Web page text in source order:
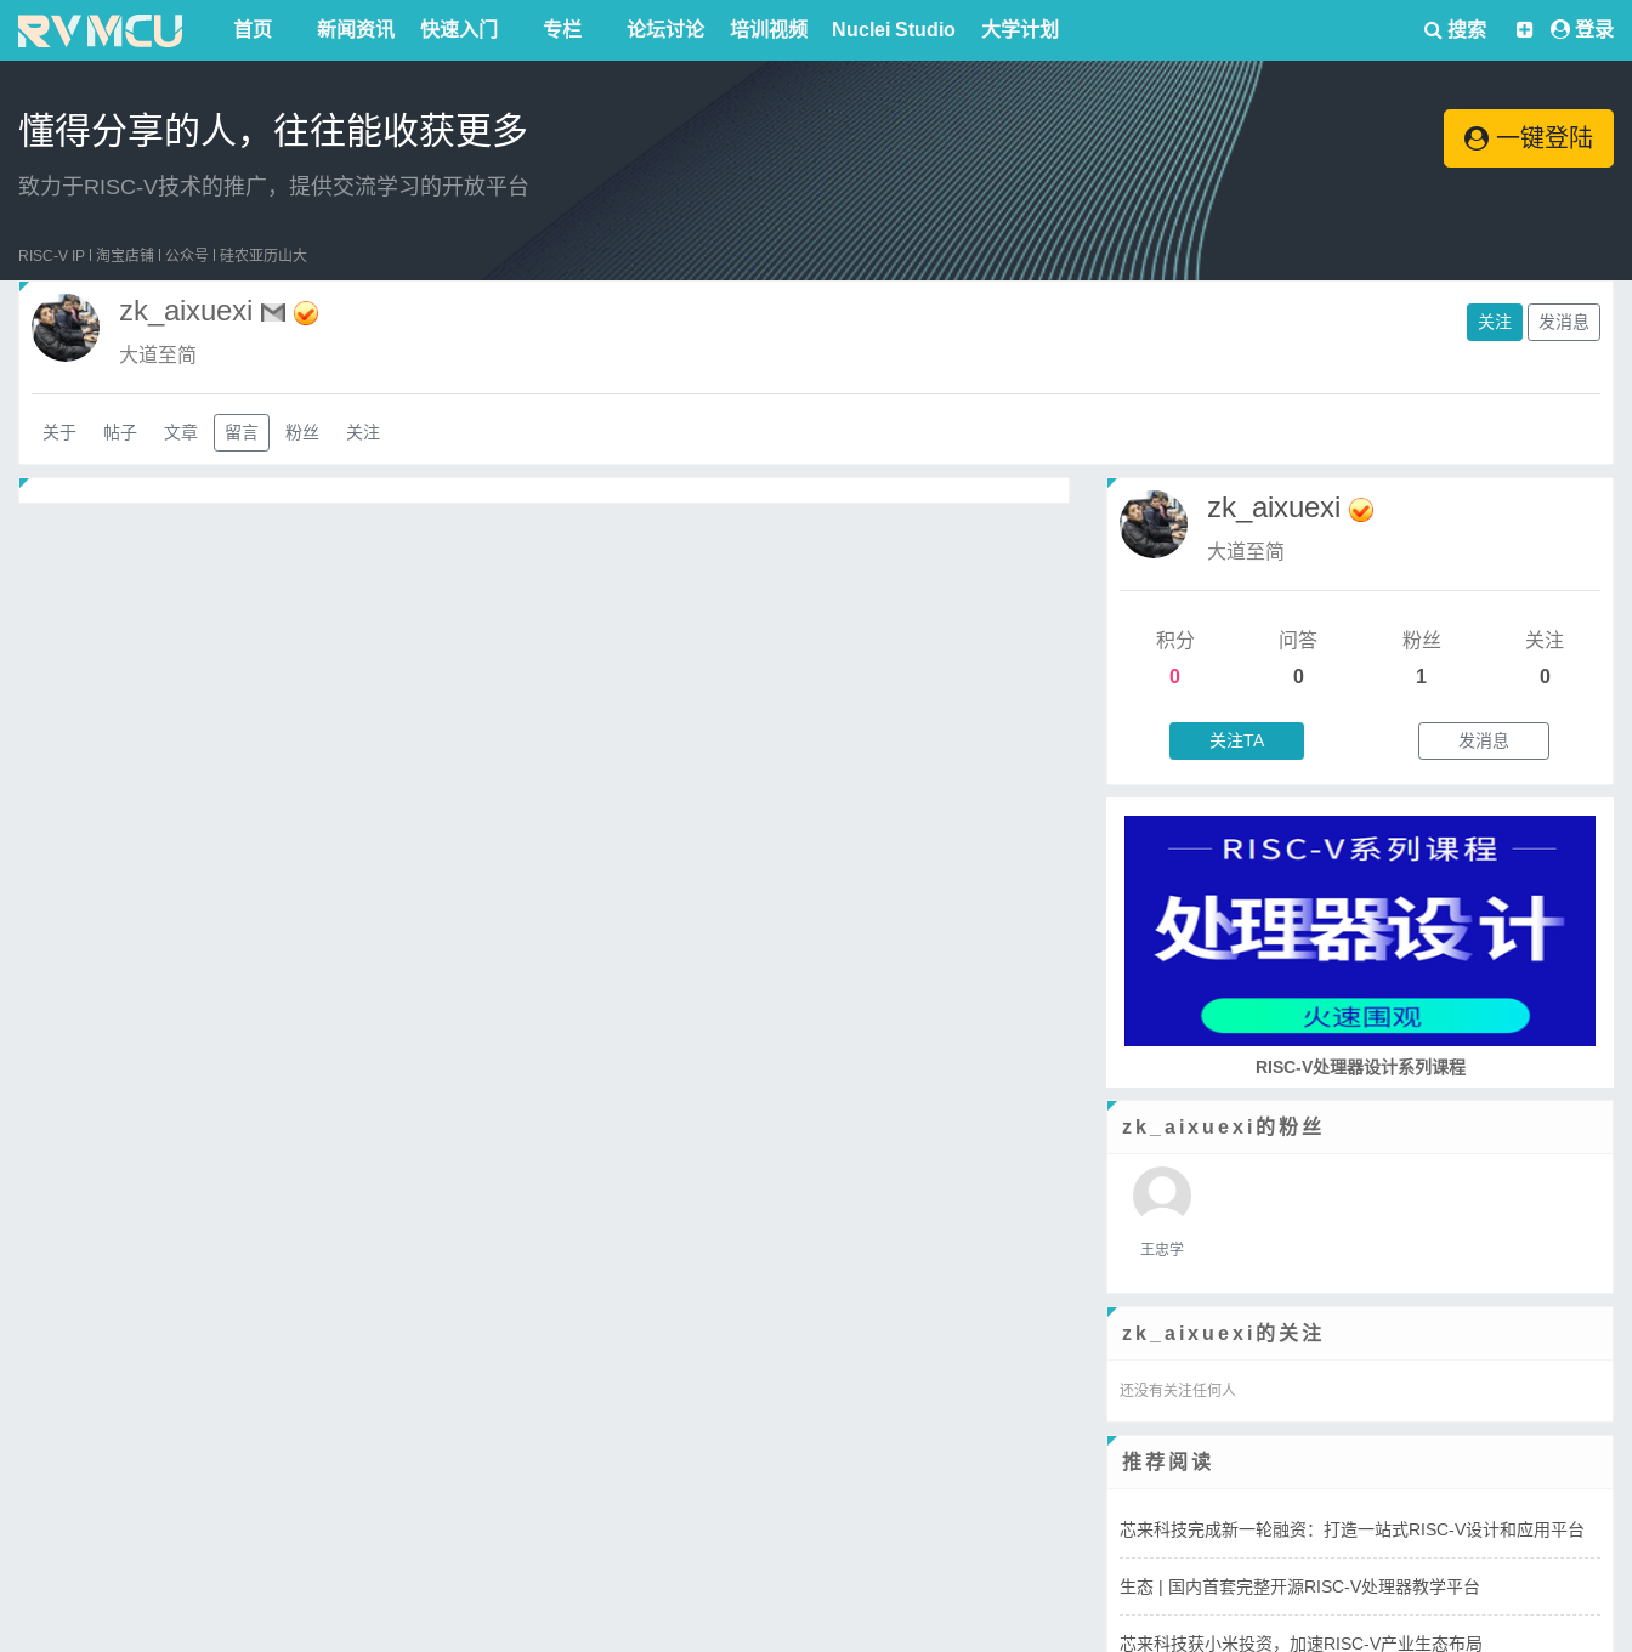
首页 新闻资讯 快速入门 专栏 论坛讨论 培训视频 Nuclei Studio 大学计划 搜索 登录
懂得分享的人，往往能收获更多
致力于RISC-V技术的推广，提供交流学习的开放平台
一键登陆
RISC-V IP 淘宝店铺 公众号 硅农亚历山大
zk_aixuexi
大道至简
关注 发消息
关于 帖子 文章 留言 粉丝 关注
zk_aixuexi
大道至简
积分
0
问答
0
粉丝
1
关注
0
关注TA 发消息
RISC-V处理器设计系列课程
zk_aixuexi的粉丝
王忠学
zk_aixuexi的关注
还没有关注任何人
推荐阅读
芯来科技完成新一轮融资：打造一站式RISC-V设计和应用平台
生态 | 国内首套完整开源RISC-V处理器教学平台
芯来科技获小米投资，加速RISC-V产业生态布局